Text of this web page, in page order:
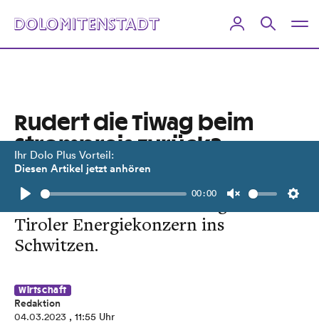
Ihr Dolo Plus Vorteil:
Diesen Artikel jetzt anhören
Play
00:00
Unmute
Rudert die Tiwag beim
Strompreis zurück?
Ein Urteil gegen den Verbund und
ein Gutachten der AK bringen den
Tiroler Energiekonzern ins
Schwitzen.
Wirtschaft
Redaktion
04.03.2023 , 11:55 Uhr